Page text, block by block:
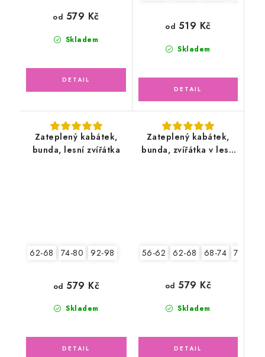
Skladem
od 579 Kč
Skladem
od 519 Kč
Zateplený kabátek,
bunda, lesní zvířátka
62-68 74-80 92-98
Skladem
od 579 Kč
Zateplený kabátek,
bunda, zvířátka v lese
56-62 62-68 68-74 74-80
Skladem
od 579 Kč